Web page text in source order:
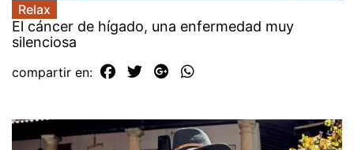
Relax
El cáncer de hígado, una enfermedad muy
silenciosa
compartir en: